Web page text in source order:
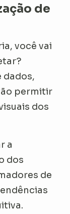
de
você vai
dados,
permitir
dos
a
dos
de